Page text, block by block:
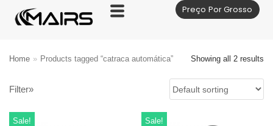
Skip
to
Preço Por Grosso
Home » Products tagged “catraca automática” Showing all 2 results
Filter»
Sale! Sale!